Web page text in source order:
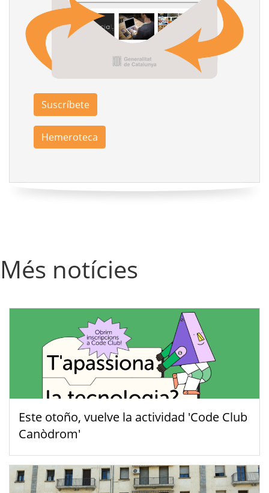
Suscríbete
Hemeroteca
Més notícies
Este otoño, vuelve la actividad 'Code Club
Canòdrom'